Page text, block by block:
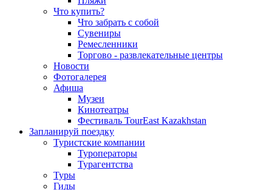
Что купить?
Что забрать с собой
Сувениры
Ремесленники
Торгово - развлекательные центры
Новости
Фотогалерея
Афиша
Музеи
Кинотеатры
Фестиваль TourEast Kazakhstan
Запланируй поездку
Туристские компании
Туроператоры
Турагентства
Туры
Гиды